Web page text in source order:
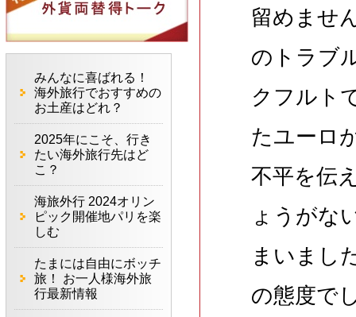
留めませ
のトラブ
クフルト
たユーロ
不平を伝
ょうがな
まいまし
の態度で
みんなに喜ばれる！
海外旅行でおすすめの
お土産はどれ？
2025年にこそ、行き
たい海外旅行先はど
こ？
海旅外行 2024オリン
ピック開催地パリを楽
しむ
たまには自由にボッチ
旅！ お一人様海外旅
行最新情報